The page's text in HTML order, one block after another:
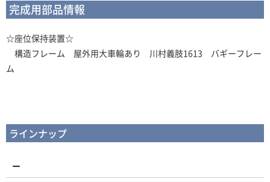
完成用部品情報
☆座位保持装置☆
構造フレーム 屋外用大車輪あり 川村義肢1613 バギーフレー
ム
ラインナップ
ー